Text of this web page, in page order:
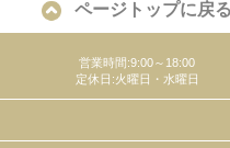
ページトップに戻る
営業時間:9:00～18:00
定休日:火曜日・水曜日